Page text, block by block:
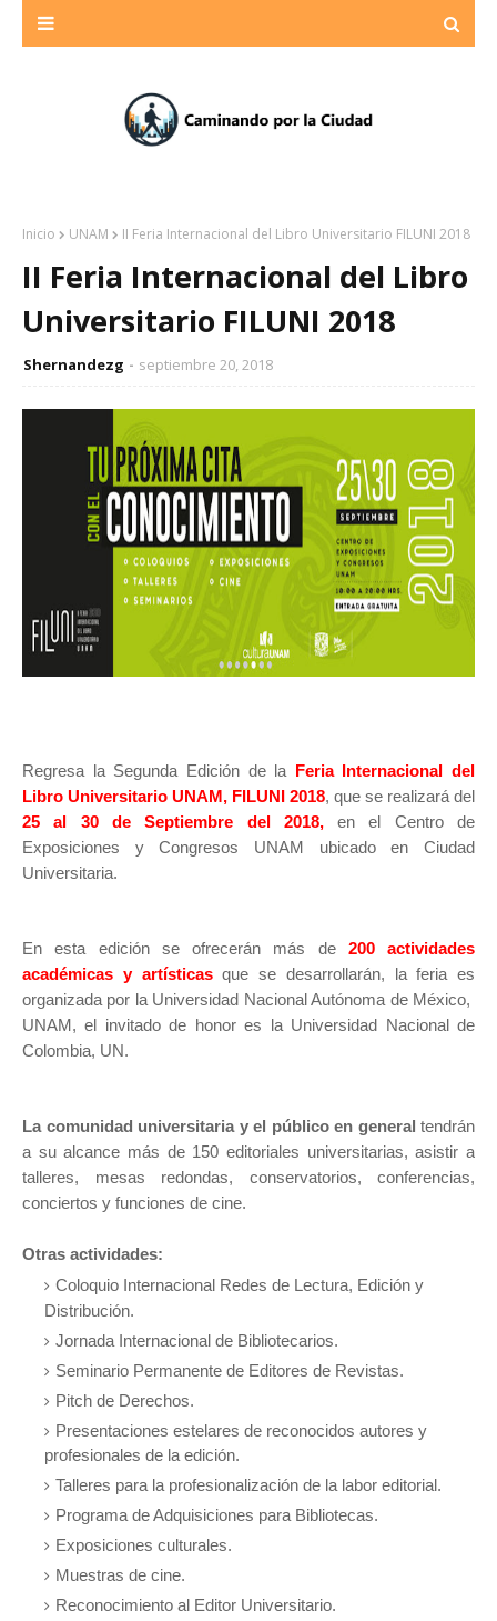
Inicio UNAM II Feria Internacional del Libro Universitario FILUNI 2018
II Feria Internacional del Libro
Universitario FILUNI 2018
Shernandezg septiembre 20, 2018
Regresa la Segunda Edición de la Feria Internacional del
Libro Universitario UNAM, FILUNI 2018, que se realizará del
25 al 30 de Septiembre del 2018,en el Centro de
Exposiciones y Congresos UNAM ubicado en Ciudad
Universitaria.
En esta edición se ofrecerán más de 200 actividades
académicas y artísticasque se desarrollarán, la feria es
organizada por la Universidad Nacional Autónoma de México,
UNAM, el invitado de honor es la Universidad Nacional de
Colombia, UN.
La comunidad universitaria y el público en general tendrán
a su alcance más de 150 editoriales universitarias, asistir a
talleres, mesas redondas, conservatorios, conferencias,
conciertos y funciones de cine.
Otras actividades:
Coloquio Internacional Redes de Lectura, Edición y
Distribución.
Jornada Internacional de Bibliotecarios.
Seminario Permanente de Editores de Revistas.
Pitch de Derechos.
Presentaciones estelares de reconocidos autores y
profesionales de la edición.
Talleres para la profesionalización de la labor editorial.
Programa de Adquisiciones para Bibliotecas.
Exposiciones culturales.
Muestras de cine.
Reconocimiento al Editor Universitario.